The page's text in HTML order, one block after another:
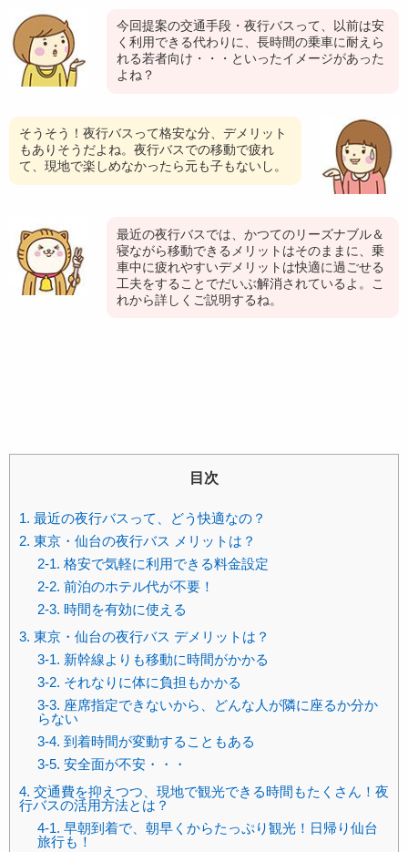
今回提案の交通手段・夜行バスって、以前は安
く利用できる代わりに、長時間の乗車に耐えら
れる若者向け・・・といったイメージがあった
よね？
そうそう！夜行バスって格安な分、デメリット
もありそうだよね。夜行バスでの移動で疲れ
て、現地で楽しめなかったら元も子もないし。
最近の夜行バスでは、かつてのリーズナブル＆
寝ながら移動できるメリットはそのままに、乗
車中に疲れやすいデメリットは快適に過ごせる
工夫をすることでだいぶ解消されているよ。こ
れから詳しくご説明するね。
目次
1. 最近の夜行バスって、どう快適なの？
2. 東京・仙台の夜行バス メリットは？
2-1. 格安で気軽に利用できる料金設定
2-2. 前泊のホテル代が不要！
2-3. 時間を有効に使える
3. 東京・仙台の夜行バス デメリットは？
3-1. 新幹線よりも移動に時間がかかる
3-2. それなりに体に負担もかかる
3-3. 座席指定できないから、どんな人が隣に座るか分か
らない
3-4. 到着時間が変動することもある
3-5. 安全面が不安・・・
4. 交通費を抑えつつ、現地で観光できる時間もたくさん！夜
行バスの活用方法とは？
4-1. 早朝到着で、朝早くからたっぷり観光！日帰り仙台
旅行も！